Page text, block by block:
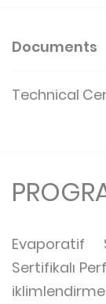
Documents
Technical
Evaporatif
Sertifikalı